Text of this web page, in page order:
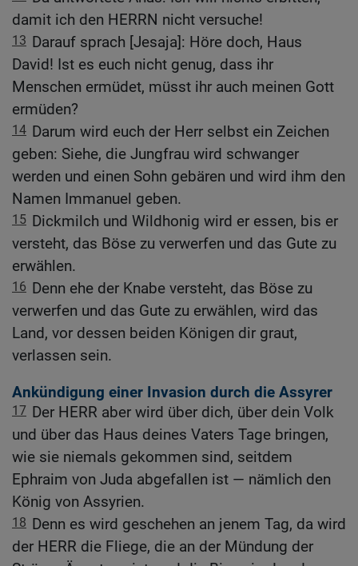
damit ich den HERRN nicht versuche!
13 Darauf sprach [Jesaja]: Höre doch, Haus
David! Ist es euch nicht genug, dass ihr
Menschen ermüdet, müsst ihr auch meinen Gott
ermüden?
14 Darum wird euch der Herr selbst ein Zeichen
geben: Siehe, die Jungfrau wird schwanger
werden und einen Sohn gebären und wird ihm den
Namen Immanuel geben.
15 Dickmilch und Wildhonig wird er essen, bis er
versteht, das Böse zu verwerfen und das Gute zu
erwählen.
16 Denn ehe der Knabe versteht, das Böse zu
verwerfen und das Gute zu erwählen, wird das
Land, vor dessen beiden Königen dir graut,
verlassen sein.
Ankündigung einer Invasion durch die Assyrer
17 Der HERR aber wird über dich, über dein Volk
und über das Haus deines Vaters Tage bringen,
wie sie niemals gekommen sind, seitdem
Ephraim von Juda abgefallen ist — nämlich den
König von Assyrien.
18 Denn es wird geschehen an jenem Tag, da wird
der HERR die Fliege, die an der Mündung der